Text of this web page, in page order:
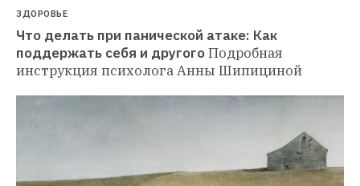
ЗДОРОВЬЕ
Что делать при панической атаке: Как
поддержать себя и другогоПодробная
инструкция психолога Анны Шипициной